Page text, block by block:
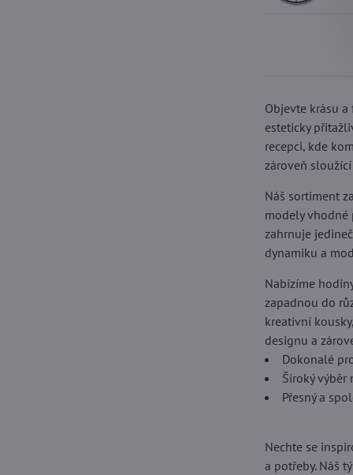
Objevte krásu
esteticky
recepci, kde
zároveň
Náš sortiment
modely vhodné
zahrnuje
dynamiku a
Nabízíme
zapadnou do
kreativní
designu a
Dokonalé
Široký
Přesný a
Nechte se
a potřeby. Náš